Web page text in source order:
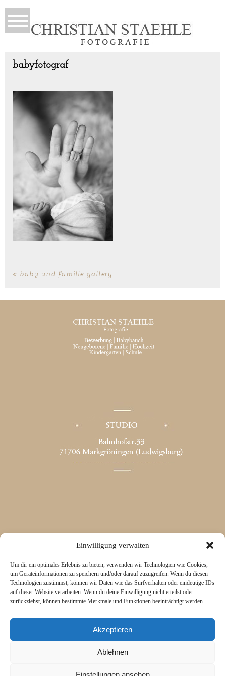
Einwilligung verwalten
Um dir ein optimales Erlebnis zu bieten, verwenden wir Technologien wie Cookies,
um Geräteinformationen zu speichern und/oder darauf zuzugreifen. Wenn du diesen
Technologien zustimmst, können wir Daten wie das Surfverhalten oder eindeutige IDs
auf dieser Website verarbeiten. Wenn du deine Einwilligung nicht erteilst oder
zurückziehst, können bestimmte Merkmale und Funktionen beeinträchtigt werden.
Akzeptieren
Ablehnen
babyfotograf
« baby und familie gallery